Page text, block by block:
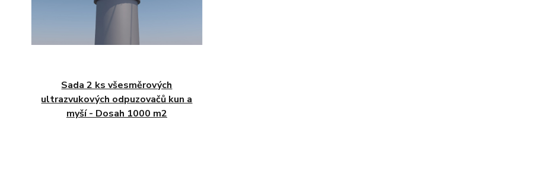
Sada 2 ks všesměrových
ultrazvukových odpuzovačů kun a
myší - Dosah 1000 m2